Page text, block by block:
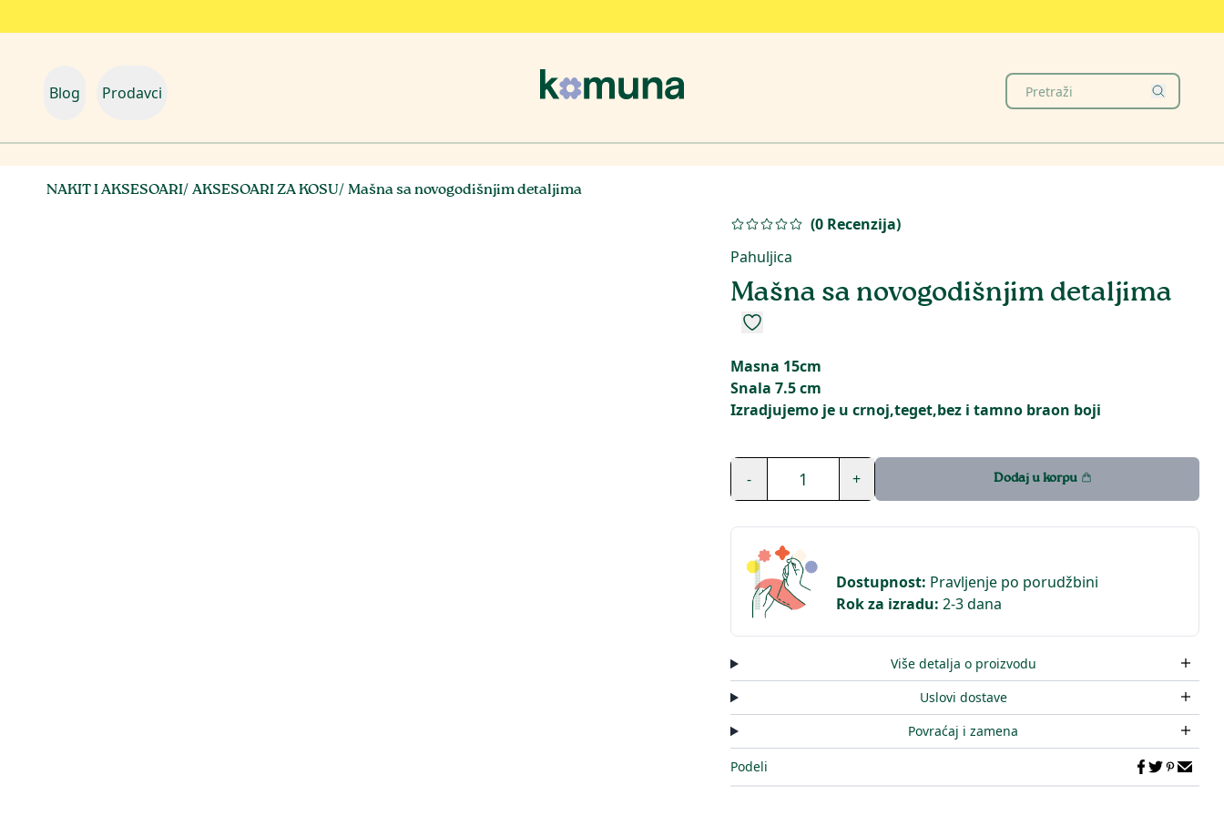
Blog Prodavci
NAKIT I AKSESOARI/AKSESOARI ZA KOSU/Mašna sa novogodišnjim detaljima
(0 Recenzija)
Pahuljica
Mašna sa novogodišnjim detaljima
Masna 15cm
Snala 7.5 cm
Izradjujemo je u crnoj,teget,bez i tamno braon boji
- 1 + Dodaj u korpu
Dostupnost: Pravljenje po porudžbini
Rok za izradu: 2-3 dana
Više detalja o proizvodu
Uslovi dostave
Povraćaj i zamena
Podeli